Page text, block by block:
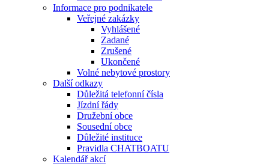
Informace pro podnikatele
Veřejné zakázky
Vyhlášené
Zadané
Zrušené
Ukončené
Volné nebytové prostory
Další odkazy
Důležitá telefonní čísla
Jízdní řády
Družební obce
Sousední obce
Důležité instituce
Pravidla CHATBOATU
Kalendář akcí